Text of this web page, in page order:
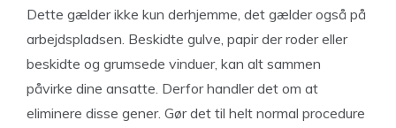
Dette gælder ikke kun derhjemme, det gælder også på
arbejdspladsen. Beskidte gulve, papir der roder eller
beskidte og grumsede vinduer, kan alt sammen
påvirke dine ansatte. Derfor handler det om at
eliminere disse gener. Gør det til helt normal procedure